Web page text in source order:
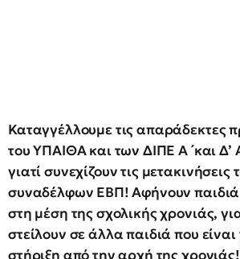
Καταγγέλλουμε τις απαράδεκτες
του ΥΠΑΙΘΑ και των ΔΙΠΕ Α ́ και Δ’
γιατί συνεχίζουν τις μετακινήσεις
συναδέλφων ΕΒΠ! Αφήνουν
στη μέση της σχολικής χρονιάς,
στείλουν σε άλλα παιδιά που
στήριξη από την αρχή της χρονιάς!